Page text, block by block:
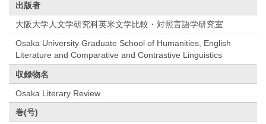
出版者
大阪大学人文学研究科英米文学比較・対照言語学研究室
Osaka University Graduate School of Humanities, English
Literature and Comparative and Contrastive Linguistics
収録物名
Osaka Literary Review
巻(号)